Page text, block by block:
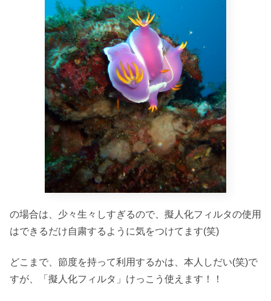
の場合は、少々生々しすぎるので、擬人化フィルタの使用
はできるだけ自粛するように気をつけてます(笑)
どこまで、節度を持って利用するかは、本人しだい(笑)で
すが、「擬人化フィルタ」けっこう使えます！！